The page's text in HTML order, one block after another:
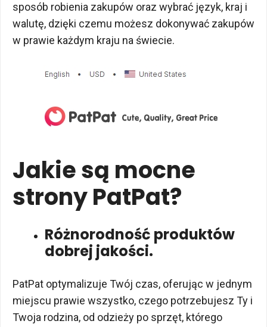
sposób robienia zakupów oraz wybrać język, kraj i
walutę, dzięki czemu możesz dokonywać zakupów
w prawie każdym kraju na świecie.
Jakie są mocne
strony PatPat?
Różnorodność produktów
dobrej jakości.
PatPat optymalizuje Twój czas, oferując w jednym
miejscu prawie wszystko, czego potrzebujesz Ty i
Twoja rodzina, od odzieży po sprzęt, którego